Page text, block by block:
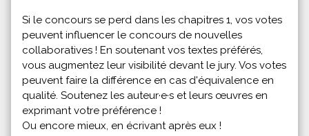
Si le concours se perd dans les chapitres 1, vos votes
peuvent influencer le concours de nouvelles
collaboratives ! En soutenant vos textes préférés,
vous augmentez leur visibilité devant le jury. Vos votes
peuvent faire la différence en cas d'équivalence en
qualité. Soutenez les auteur·e·s et leurs œuvres en
exprimant votre préférence !
Ou encore mieux, en écrivant après eux !